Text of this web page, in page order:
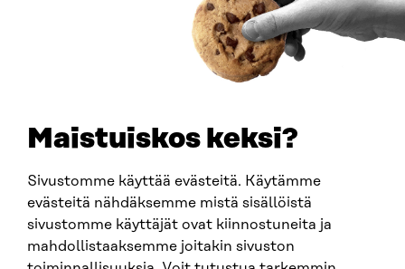
Maistuiskos keksi?
Sivustomme käyttää evästeitä. Käytämme
evästeitä nähdäksemme mistä sisällöistä
sivustomme käyttäjät ovat kiinnostuneita ja
mahdollistaaksemme joitakin sivuston
SITRA SOSIAALISESSA MEDIASSA
LinkedIn
Instagram